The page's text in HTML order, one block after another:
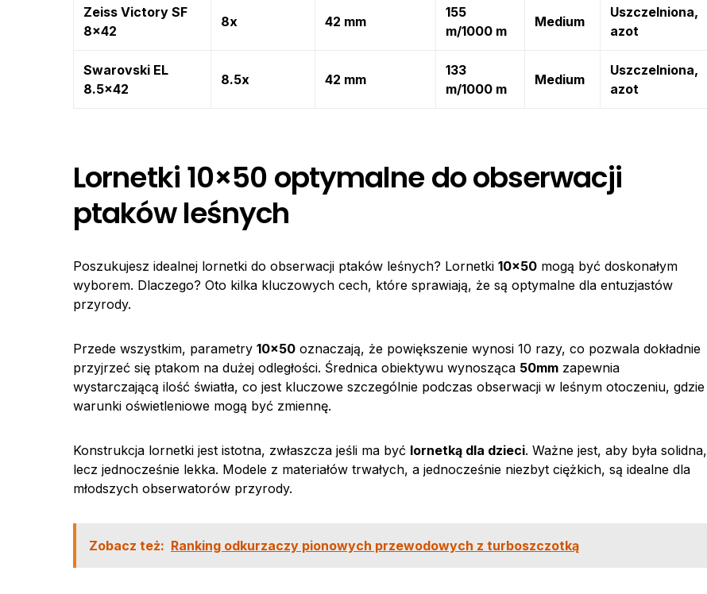
Zeiss Victory SF
8×42
8x 42 mm
155
m/1000 m
Medium
Uszczelniona,
azot
Swarovski EL
8.5×42
8.5x 42 mm
133
m/1000 m
Medium
Uszczelniona,
azot
Lornetki 10×50 optymalne do obserwacji
ptaków leśnych
Poszukujesz idealnej lornetki do obserwacji ptaków leśnych? Lornetki 10×50 mogą być doskonałym
wyborem. Dlaczego? Oto kilka kluczowych cech, które sprawiają, że są optymalne dla entuzjastów
przyrody.
Przede wszystkim, parametry 10×50 oznaczają, że powiększenie wynosi 10 razy, co pozwala dokładnie
przyjrzeć się ptakom na dużej odległości. Średnica obiektywu wynosząca 50mm zapewnia
wystarczającą ilość światła, co jest kluczowe szczególnie podczas obserwacji w leśnym otoczeniu, gdzie
warunki oświetleniowe mogą być zmiennę.
Konstrukcja lornetki jest istotna, zwłaszcza jeśli ma być lornetką dla dzieci. Ważne jest, aby była solidna,
lecz jednocześnie lekka. Modele z materiałów trwałych, a jednocześnie niezbyt ciężkich, są idealne dla
młodszych obserwatorów przyrody.
Zobacz też: Ranking odkurzaczy pionowych przewodowych z turboszczotką